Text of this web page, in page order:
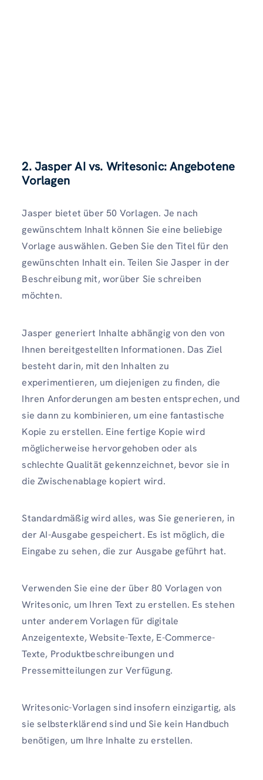
2. Jasper AI vs. Writesonic: Angebotene
Vorlagen
Jasper bietet über 50 Vorlagen. Je nach
gewünschtem Inhalt können Sie eine beliebige
Vorlage auswählen. Geben Sie den Titel für den
gewünschten Inhalt ein. Teilen Sie Jasper in der
Beschreibung mit, worüber Sie schreiben
möchten.
Jasper generiert Inhalte abhängig von den von
Ihnen bereitgestellten Informationen. Das Ziel
besteht darin, mit den Inhalten zu
experimentieren, um diejenigen zu finden, die
Ihren Anforderungen am besten entsprechen, und
sie dann zu kombinieren, um eine fantastische
Kopie zu erstellen. Eine fertige Kopie wird
möglicherweise hervorgehoben oder als
schlechte Qualität gekennzeichnet, bevor sie in
die Zwischenablage kopiert wird.
Standardmäßig wird alles, was Sie generieren, in
der AI-Ausgabe gespeichert. Es ist möglich, die
Eingabe zu sehen, die zur Ausgabe geführt hat.
Verwenden Sie eine der über 80 Vorlagen von
Writesonic, um Ihren Text zu erstellen. Es stehen
unter anderem Vorlagen für digitale
Anzeigentexte, Website-Texte, E-Commerce-
Texte, Produktbeschreibungen und
Pressemitteilungen zur Verfügung.
Writesonic-Vorlagen sind insofern einzigartig, als
sie selbsterklärend sind und Sie kein Handbuch
benötigen, um Ihre Inhalte zu erstellen.